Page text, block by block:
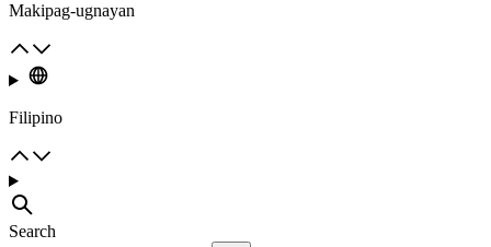
Makipag-ugnayan
Filipino
Search